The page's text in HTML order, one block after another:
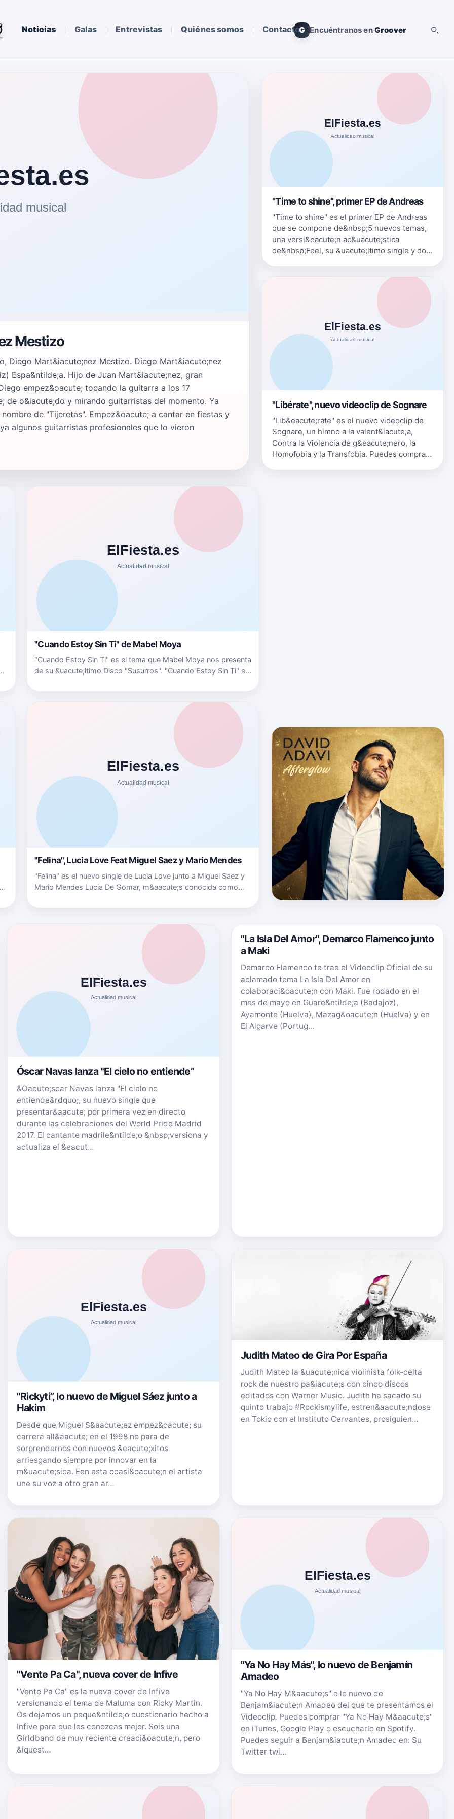
Noticias Galas Entrevistas Quiénes somos ContactoG Encuéntranos enGroover
Mestizo
Diego Mart&iacute;nez Mestizo. Diego Mart&iacute;nez
Espa&ntilde;a. Hijo de Juan Mart&iacute;nez, gran
empez&oacute; tocando la guitarra a los 17
de o&iacute;do y mirando guitarristas del momento. Ya
de "Tijeretas". Empez&oacute; a cantar en fiestas y
algunos guitarristas profesionales que lo vieron
"Time to shine", primer EP de Andreas
"Time to shine" es el primer EP de Andreas
que se compone de&nbsp;5 nuevos temas,
una versi&oacute;n ac&uacute;stica
de&nbsp;Feel, su &uacute;ltimo single y dos
como&nbsp;primer single&nb…
"Libérate", nuevo videoclip de Sognare
"Lib&eacute;rate" es el nuevo videoclip de
Sognare, un himno a la valent&iacute;a,
Contra la Violencia de g&eacute;nero, la
Homofobia y la Transfobia. Puedes comprar
"Cuando Estoy Sin Ti" de Mabel Moya
"Cuando Estoy Sin Ti" es el tema que Mabel Moya nos presenta
de su &uacute;ltimo Disco "Susurros". "Cuando Estoy Sin Ti" es
seguir a Mabel Moya en su Twitter twitter.com/mabel_movi
"Felina", Lucia Love Feat Miguel Saez y Mario Mendes
"Felina" es el nuevo single de Lucia Love junto a Miguel Saez y
Mario Mendes Lucia De Gomar, m&aacute;s conocida como
a&ntilde;os con el reggaeton como estilo m&uacute;sical. Muy
Óscar Navas lanza "El cielo no entiende”
&Oacute;scar Navas lanza "El cielo no
entiende&rdquo;, su nuevo single que
presentar&aacute; por primera vez en directo
durante las celebraciones del World Pride Madrid
2017. El cantante madrile&ntilde;o &nbsp;versiona y
actualiza el &eacut…
"La Isla Del Amor", Demarco Flamenco junto
a Maki
Demarco Flamenco te trae el Videoclip Oficial de su
aclamado tema La Isla Del Amor en
colaboraci&oacute;n con Maki. Fue rodado en el
mes de mayo en Guare&ntilde;a (Badajoz),
Ayamonte (Huelva), Mazag&oacute;n (Huelva) y en
El Algarve (Portug…
"Rickyti”, lo nuevo de Miguel Sáez junto a
Hakim
Desde que Miguel S&aacute;ez empez&oacute; su
carrera all&aacute; en el 1998 no para de
sorprendernos con nuevos &eacute;xitos
arriesgando siempre por innovar en la
m&uacute;sica. Een esta ocasi&oacute;n el artista
une su voz a otro gran ar…
Judith Mateo de Gira Por España
Judith Mateo la &uacute;nica violinista folk-celta
rock de nuestro pa&iacute;s con cinco discos
editados con Warner Music. Judith ha sacado su
quinto trabajo #Rockismylife, estren&aacute;ndose
en Tokio con el Instituto Cervantes, prosiguien…
"Vente Pa Ca", nueva cover de Infive
"Vente Pa Ca" es la nueva cover de Infive
versionando el tema de Maluma con Ricky Martin.
Os dejamos un peque&ntilde;o cuestionario hecho a
Infive para que les conozcas mejor. Sois una
Girldband de muy reciente creaci&oacute;n, pero
&iquest…
"Ya No Hay Más", lo nuevo de Benjamín
Amadeo
"Ya No Hay M&aacute;s" e lo nuevo de
Benjam&iacute;n Amadeo del que te presentamos el
Videoclip. Puedes comprar "Ya No Hay M&aacute;s"
en iTunes, Google Play o escucharlo en Spotify.
Puedes seguir a Benjam&iacute;n Amadeo en: Su
Twitter twi…